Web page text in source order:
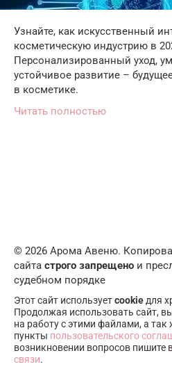
Узнайте, как искусственный
косметическую индустрию в
Персонализированный уход,
устойчивое развитие –
в косметике.
Читать полностью
© 2026 Арома Авеню.
сайта строго запрещено и
судебном порядке
Этот сайт используетcookie для
Продолжая использовать сайт,
на работу с этими файлами, а так
пункты пользовательского
возникновении вопросов пишите
связи.